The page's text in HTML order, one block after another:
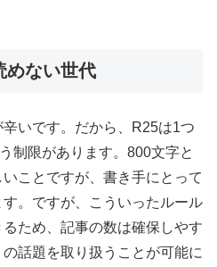
めない世代
いです。だから、R25は1つ
制限があります。800文字と
ことですが、書き手にとって
。ですが、こういったルール
ため、記事の数は確保しやす
話題を取り扱うことが可能に